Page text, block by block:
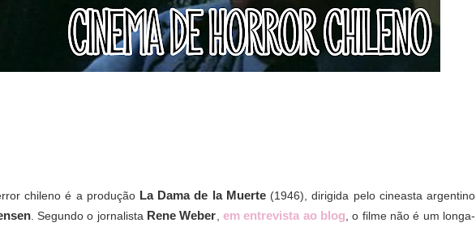
chileno é a produção La Dama de la Muerte(1946), dirigida pelo cineasta argentino
. Segundo o jornalista Rene Weber em entrevista ao blog , o filme não é um longa-